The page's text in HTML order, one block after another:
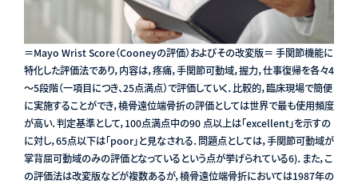
＝Mayo Wrist Score（Cooneyの評価）およびその改変版＝ 手関節機能に
特化した評価法であり，内容は，疼痛，手関節可動域，握力，仕事復帰を各々4
～5段階（一項目につき、25点満点）で評価していく．比較的，臨床現場で簡便
に実施することができ，橈骨遠位端骨折の評価としては世界で最も使用頻度
が高い．判定基準として，100点満点中の90 点以上は「excellent」を示すの
に対し，65点以下は「poor」と見なされる．問題点としては，手関節可動域が
掌背屈可動域のみの評価となっているという点が挙げられている6)．また，こ
の評価法は改変版などが複数あるが，橈骨遠位端骨折においては1987年の